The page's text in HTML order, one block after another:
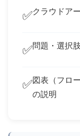
✅クラウドア
✅問題・選択
✅図表（フロ
の説明